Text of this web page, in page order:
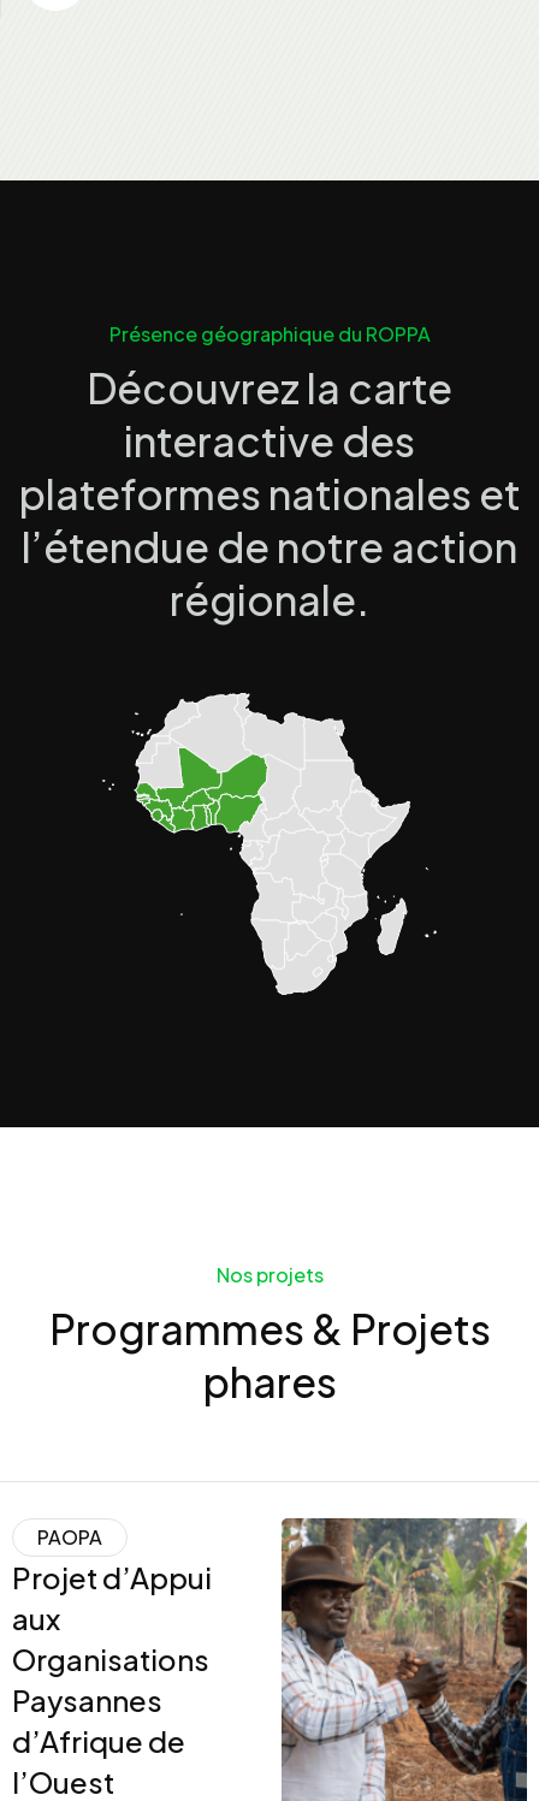
Présence géographique du ROPPA
Découvrez la carte
interactive des
plateformes nationales et
l’étendue de notre action
régionale.
Nos projets
Programmes & Projets
phares
PAOPA
Projet d’Appui
aux
Organisations
Paysannes
d’Afrique de
l’Ouest